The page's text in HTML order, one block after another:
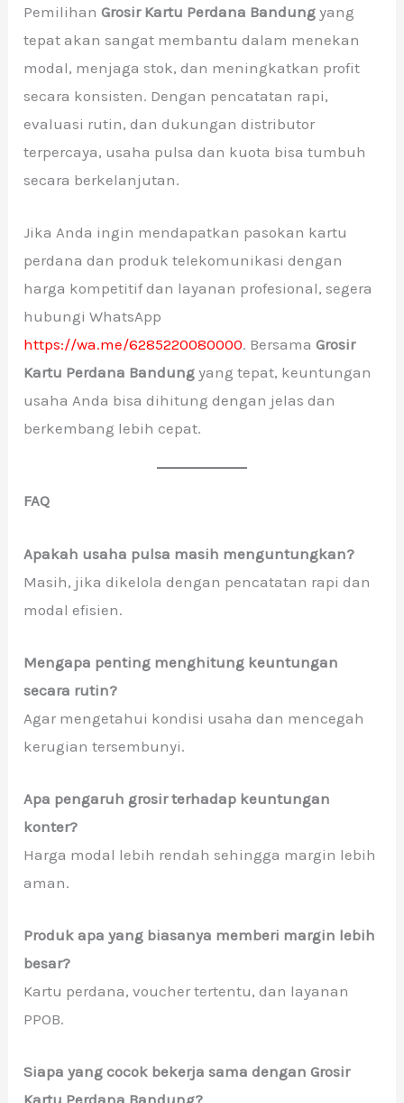
PemilihanGrosir Kartu Perdana Bandung yang
tepat akan sangat membantu dalam menekan
modal, menjaga stok, dan meningkatkan profit
secara konsisten. Dengan pencatatan rapi,
evaluasi rutin, dan dukungan distributor
terpercaya, usaha pulsa dan kuota bisa tumbuh
secara berkelanjutan.
Jika Anda ingin mendapatkan pasokan kartu
perdana dan produk telekomunikasi dengan
harga kompetitif dan layanan profesional, segera
hubungi WhatsApp
https://wa.me/6285220080000. BersamaGrosir
Kartu Perdana Bandung yang tepat, keuntungan
usaha Anda bisa dihitung dengan jelas dan
berkembang lebih cepat.
FAQ
Apakah usaha pulsa masih menguntungkan?
Masih, jika dikelola dengan pencatatan rapi dan
modal efisien.
Mengapa penting menghitung keuntungan
secara rutin?
Agar mengetahui kondisi usaha dan mencegah
kerugian tersembunyi.
Apa pengaruh grosir terhadap keuntungan
konter?
Harga modal lebih rendah sehingga margin lebih
aman.
Produk apa yang biasanya memberi margin lebih
besar?
Kartu perdana, voucher tertentu, dan layanan
PPOB.
Siapa yang cocok bekerja sama dengan Grosir